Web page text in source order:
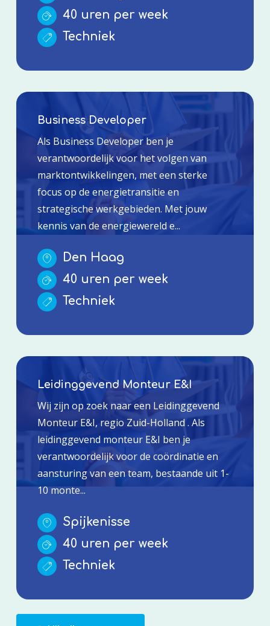
40 uren per week
Techniek
Business Developer
Als Business Developer ben je
verantwoordelijk voor het volgen van
marktontwikkelingen, met een sterke
focus op de energietransitie en
strategische werkgebieden. Met jouw
kennis van de energiewereld e...
Den Haag
40 uren per week
Techniek
Leidinggevend Monteur E&I
Wij zijn op zoek naar een Leidinggevend
Monteur E&I, regio Zuid-Holland . Als
leidinggevend monteur E&I ben je
verantwoordelijk voor de coördinatie en
aansturing van een team, bestaande uit 1-
10 monte...
Spijkenisse
40 uren per week
Techniek